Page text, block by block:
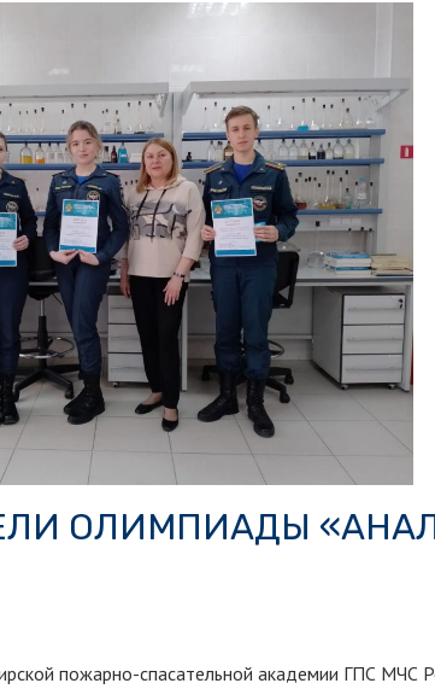
ОЛИМПИАДЫ
пожарно-спасательной академии ГПС МЧС